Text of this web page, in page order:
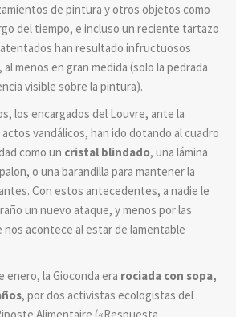
de pintura y otros objetos como
del tiempo, e incluso un reciente tartazo
han resultado infructuosos
menos en gran medida (solo la pedrada
visible sobre la pintura).
los encargados del Louvre, ante la
vandálicos, han ido dotando al cuadro
como un cristal blindado, una lámina
o una barandilla para mantener la
Con estos antecedentes, a nadie le
un nuevo ataque, y menos por las
nos acontece al estar de lamentable
enero, la Gioconda era rociada con sopa,
, por dos activistas ecologistas del